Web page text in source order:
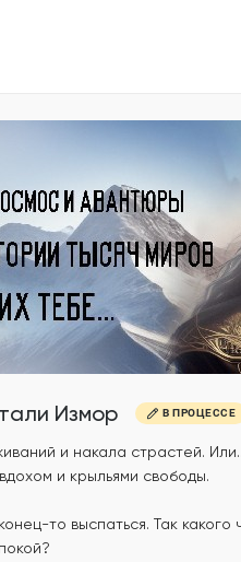
Измор В ПРОЦЕССЕ
и накала страстей.
и крыльями свободы.
то выспаться. Так